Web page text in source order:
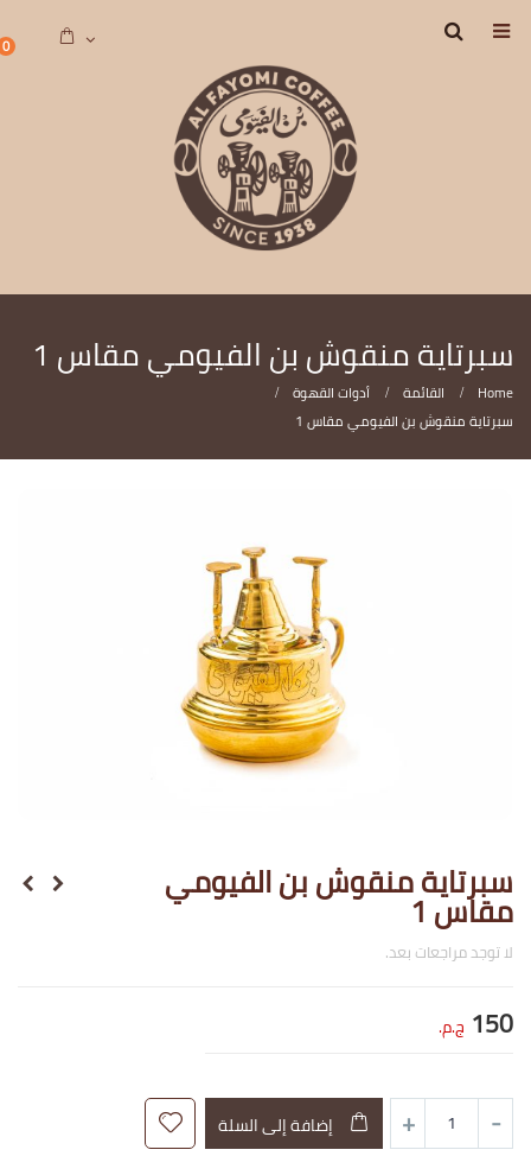
0
سبرتاية منقوش بن الفيومي مقاس 1
Home القائمة
أدوات القهوة
سبرتاية منقوش بن الفيومي مقاس 1
سبرتاية منقوش بن الفيومي
مقاس 1
لا توجد مراجعات بعد.
150 ج.م.
إضافة إلى السلة